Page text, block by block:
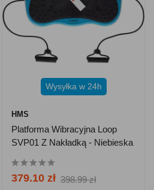
Wysyłka w 24h
HMS
Platforma Wibracyjna Loop
SVP01 Z Nakładką - Niebieska
379.10 zł 398.99 zł